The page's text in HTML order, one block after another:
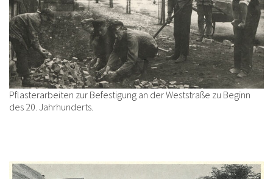
Pflasterarbeiten zur Befestigung an der Weststraße zu Beginn
des 20. Jahrhunderts.